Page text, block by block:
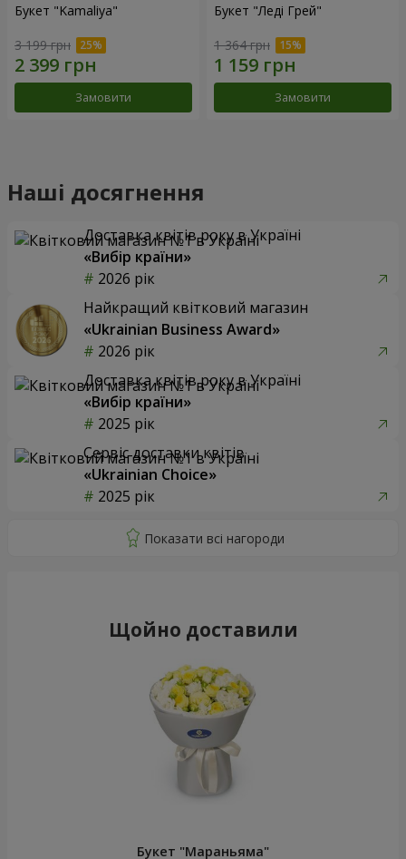
Букет "Kamaliya"
3 199 грн
Замовити
Букет "Леді Грей"
1 364 грн
Замовити
Наші досягнення
Доставка квітів року в Україні
«Вибір країни»
2026 рік
Найкращий квітковий магазин
«Ukrainian Business Award»
2026 рік
Доставка квітів року в Україні
«Вибір країни»
2025 рік
Сервіс доставки квітів
«Ukrainian Choice»
2025 рік
Щойно доставили
Букет "Мараньяма"